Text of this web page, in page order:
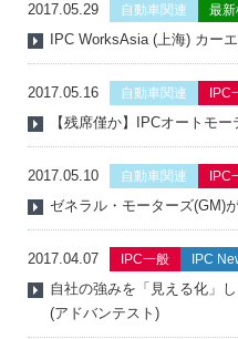
2017.05.29 自動車関連 最新
IPC WorksAsia (上海) カー
2017.05.16 自動車関連 IPC
【残席僅か】IPCオートモ
2017.05.10 自動車関連 IPC
ゼネラル・モーターズ(GM)
2017.04.07 IPC一般 IPC
自社の強みを「見える化」
(アドバンテスト)